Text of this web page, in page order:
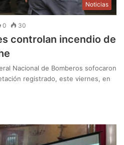
Noticias
0 30
controlan incendio de
Nacional de Bomberos sofocaron
registrado, este viernes, en